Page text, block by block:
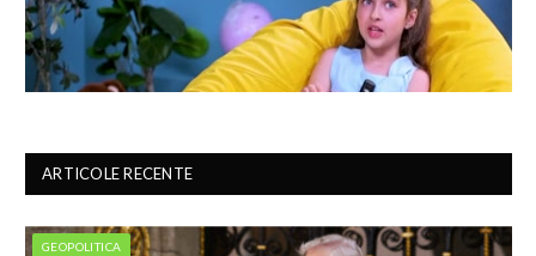
ARTICOLE RECENTE
GEOPOLITICA